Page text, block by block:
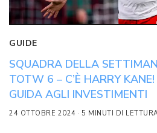
GUIDE
SQUADRA DELLA
TOTW 6 – C’È HARRY
GUIDA AGLI INVESTIMENTI
24 OTTOBRE 2024 5 MINUTI DI